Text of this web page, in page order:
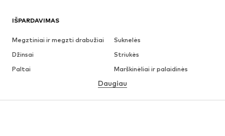
IŠPARDAVIMAS
Megztiniai ir megzti drabužiai
Suknelės
Džinsai
Striukės
Paltai
Marškinėliai ir palaidinės
Apatiniai
Sijonai
Palaidinės ir tunikos
Daugiau